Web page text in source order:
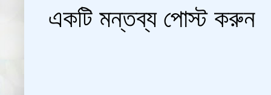
একটি মন্তব্য পোস্ট করুন